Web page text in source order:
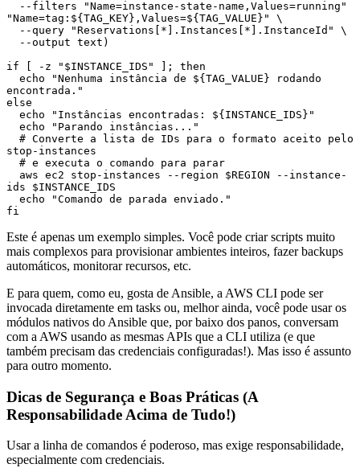
"Name=tag:${TAG_KEY},Values=${TAG_VALUE}" \
if [ -z "$INSTANCE_IDS" ]; then
encontrada."
else
stop-instances
ids $INSTANCE_IDS
Este é apenas um exemplo simples. Você pode criar scripts muito
mais complexos para provisionar ambientes inteiros, fazer backups
automáticos, monitorar recursos, etc.
E para quem, como eu, gosta de Ansible, a AWS CLI pode ser
invocada diretamente em tasks ou, melhor ainda, você pode usar os
módulos nativos do Ansible que, por baixo dos panos, conversam
com a AWS usando as mesmas APIs que a CLI utiliza (e que
também precisam das credenciais configuradas!). Mas isso é assunto
para outro momento.
Dicas de Segurança e Boas Práticas (A
Responsabilidade Acima de Tudo!)
Usar a linha de comandos é poderoso, mas exige responsabilidade,
especialmente com credenciais.